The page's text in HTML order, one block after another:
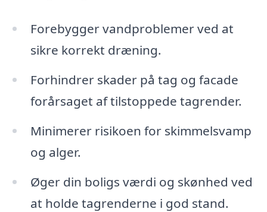
Forebygger vandproblemer ved at
sikre korrekt dræning.
Forhindrer skader på tag og facade
forårsaget af tilstoppede tagrender.
Minimerer risikoen for skimmelsvamp
og alger.
Øger din boligs værdi og skønhed ved
at holde tagrenderne i god stand.